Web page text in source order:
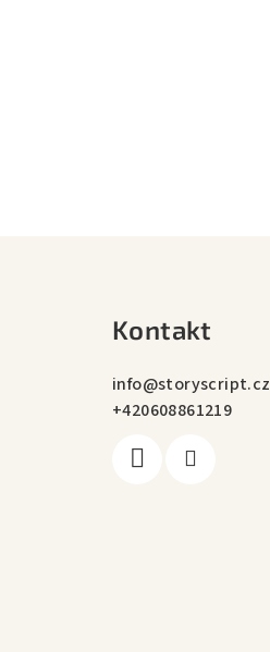
Kontakt
info@storyscript.cz
+420608861219